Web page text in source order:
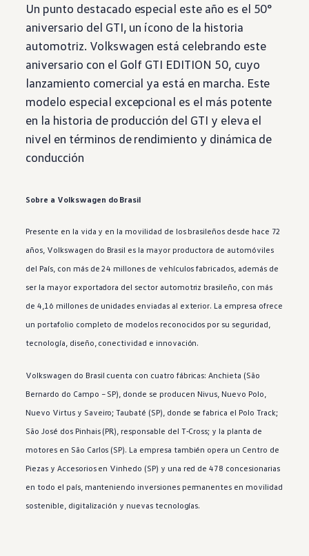
Un punto destacado especial este año es el 50°
aniversario del GTI, un ícono de la historia
automotriz. Volkswagen está celebrando este
aniversario con el Golf GTI EDITION 50, cuyo
lanzamiento comercial ya está en marcha. Este
modelo especial excepcional es el más potente
en la historia de producción del GTI y eleva el
nivel en términos de rendimiento y dinámica de
conducción
Sobre a Volkswagen do Brasil
Presente en la vida y en la movilidad de los brasileños desde hace 72
años, Volkswagen do Brasil es la mayor productora de automóviles
del País, con más de 24 millones de vehículos fabricados, además de
ser la mayor exportadora del sector automotriz brasileño, con más
de 4,16 millones de unidades enviadas al exterior. La empresa ofrece
un portafolio completo de modelos reconocidos por su seguridad,
tecnología, diseño, conectividad e innovación.
Volkswagen do Brasil cuenta con cuatro fábricas: Anchieta (São
Bernardo do Campo – SP), donde se producen Nivus, Nuevo Polo,
Nuevo Virtusy Saveiro; Taubaté (SP), donde se fabrica el Polo Track;
São José dos Pinhais (PR), responsable del T‑Cross; y la planta de
motores en São Carlos (SP). La empresa también opera un Centro de
Piezas y Accesorios en Vinhedo (SP) y una red de 478 concesionarias
en todo el país, manteniendo inversiones permanentes en movilidad
sostenible, digitalización y nuevas tecnologías.